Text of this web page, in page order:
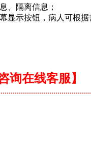
、隔离信息；
示按钮，病人可根
询在线客服】